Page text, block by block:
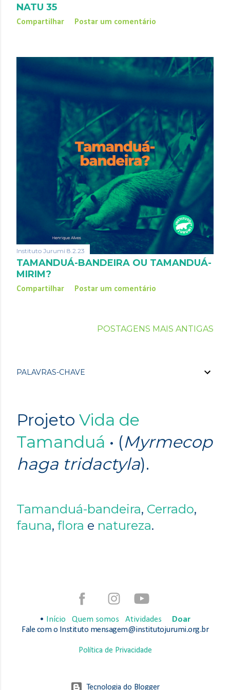
NATU 35
Compartilhar Postar um comentário
Instituto Jurumi 8.2.23
TAMANDUÁ-BANDEIRA OU TAMANDUÁ-
MIRIM?
Compartilhar Postar um comentário
POSTAGENS MAIS ANTIGAS
PALAVRAS-CHAVE
Projeto Vida de
Tamanduá • (Myrmecop
haga tridactyla).
Tamanduá-bandeira, Cerrado,
fauna, flora e natureza.
• Início Quem somos Atividades
Doar
Fale com o Instituto mensagem@institutojurumi.org.br
Política de Privacidade
Tecnologia do Blogger